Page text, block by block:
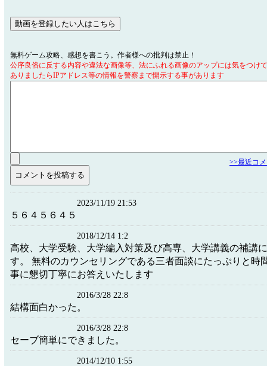
無料ゲーム攻略、感想を書こう。作者様への批判は禁止！
公序良俗に反する内容や違法な画像等、法にふれる画像のアップには気をつけ
ありましたらIPアドレス等の情報を警察まで開示する事があります
>>最近コ
2023/11/19 21:53
５６４５６４５
2018/12/14 1:2
高校、大学受験、大学編入対策及び高専、大学講義の補講
す。 無料のカウンセリングである三者面談にたっぷりと時
事に懇切丁寧にお答えいたします
2016/3/28 22:8
結構面白かった。
2016/3/28 22:8
セーブ簡単にできました。
2014/12/10 1:55